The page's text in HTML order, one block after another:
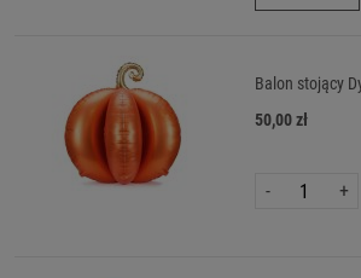
Balon stojący
50,00 zł
- +